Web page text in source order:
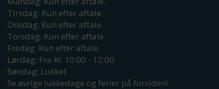
Tirsdag: Kun efter aftale.
Onsdag: Kun efter aftale.
Torsdag: Kun efter aftale.
Fredag: Kun efter aftale.
Lørdag: Fra kl. 10:00 - 12:00
Søndag: Lukket
Se øvrige lukkedage og ferier på forsiden!